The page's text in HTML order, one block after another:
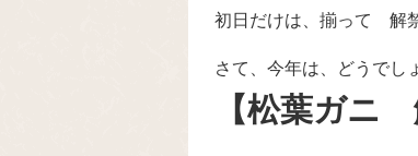
初日だけは、揃って 解
さて、今年は、どうでし
【松葉ガニ